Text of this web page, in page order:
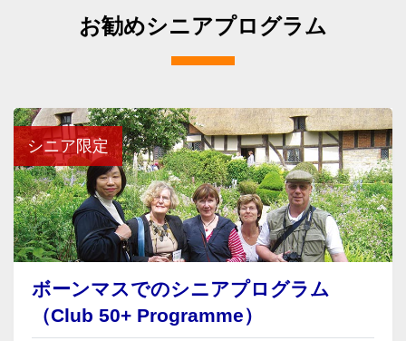
お勧めシニアプログラム
シニア限定
ボーンマスでのシニアプログラム
（Club 50+ Programme）